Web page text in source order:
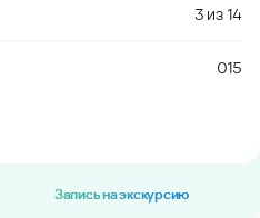
3 из14
015
Запись на экскурсию